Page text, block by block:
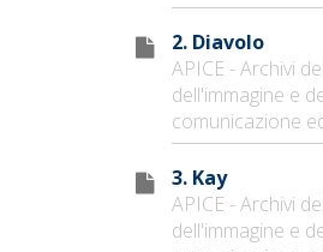
2. Diavolo
APICE - Archivi
dell'immagine e
comunicazione
3. Kay
APICE - Archivi
dell'immagine e